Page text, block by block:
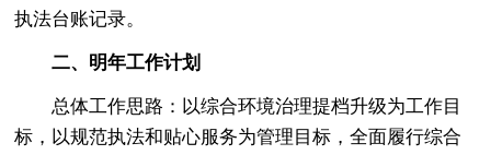
执法台账记录。
二、明年工作计划
总体工作思路：以综合环境治理提档升级为工作目
标，以规范执法和贴心服务为管理目标，全面履行综合